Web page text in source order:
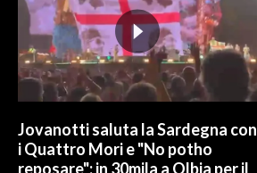
Jovanotti saluta la Sardegna con
i Quattro Mori e "No potho
reposare": in 30mila a Olbia per il